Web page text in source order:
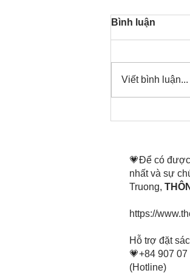
Bình luận
Viết bình luận...
💗Để có
nhất và sự
Truong,
https://
​Hỗ trợ đặt
💗+84 907
(Hotline)